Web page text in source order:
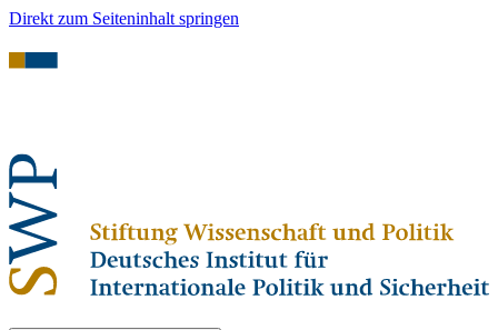
Direkt zum Seiteninhalt springen